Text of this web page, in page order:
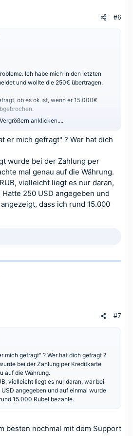
#6
Ich habe mich in den letzten
und wollte die 250€ übertragen.
ob es ok ist, wenn er 15.000€
anklicken....
er mich gefragt" ? Wer hat dich
wurde bei der Zahlung per
mal genau auf die Währung.
vielleicht liegt es nur daran,
250 USD angegeben und
dass ich rund 15.000
#7
mich gefragt" ? Wer hat dich gefragt ?
bei der Zahlung per Kreditkarte
auf die Währung.
vielleicht liegt es nur daran, war bei
angegeben und auf einmal wurde
15.000 Rubel bezahle.
besten nochmal mit dem Support